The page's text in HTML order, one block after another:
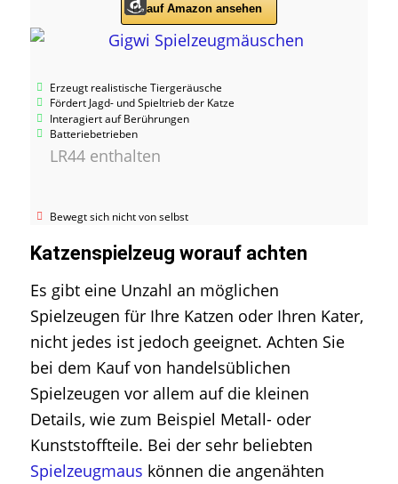
auf Amazon ansehen
Erzeugt realistische Tiergeräusche
Fördert Jagd- und Spieltrieb der Katze
Interagiert auf Berührungen
Batteriebetrieben
LR44 enthalten
Bewegt sich nicht von selbst
Katzenspielzeug worauf achten
Es gibt eine Unzahl an möglichen
Spielzeugen für Ihre Katzen oder Ihren Kater,
nicht jedes ist jedoch geeignet. Achten Sie
bei dem Kauf von handelsüblichen
Spielzeugen vor allem auf die kleinen
Details, wie zum Beispiel Metall- oder
Kunststoffteile. Bei der sehr beliebten
Spielzeugmaus können die angenähten